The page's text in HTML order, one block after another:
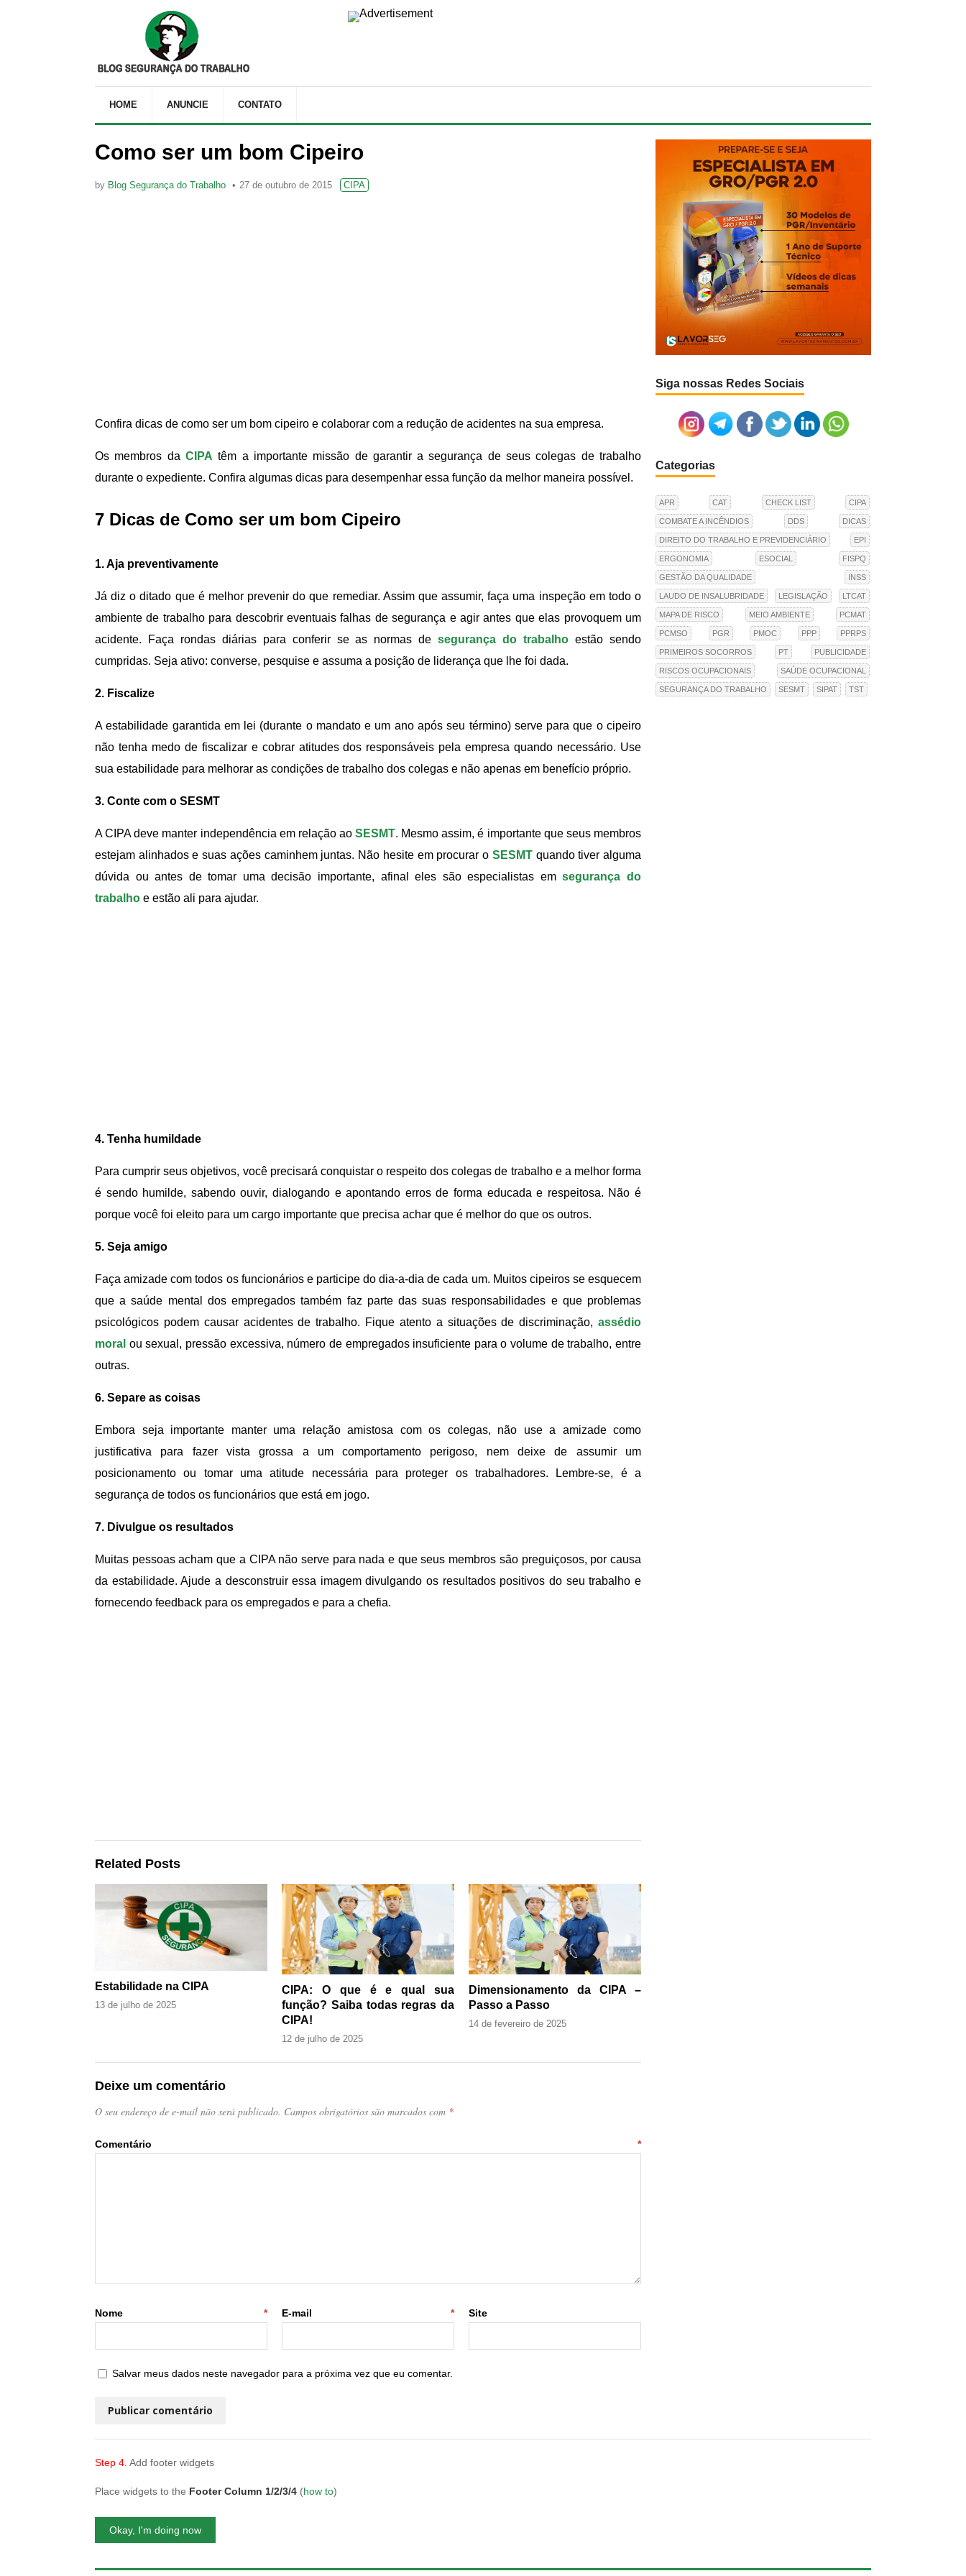
HOME ANUNCIE CONTATO
Como ser um bom Cipeiro
by Blog Segurança do Trabalho 27 de outubro de 2015 CIPA
Confira dicas de como ser um bom cipeiro e colaborar com a redução de acidentes na sua empresa.
Os membros da CIPA têm a importante missão de garantir a segurança de seus colegas de trabalho
durante o expediente. Confira algumas dicas para desempenhar essa função da melhor maneira possível.
7 Dicas de Como ser um bom Cipeiro
1. Aja preventivamente
Já diz o ditado que é melhor prevenir do que remediar. Assim que assumir, faça uma inspeção em todo o
ambiente de trabalho para descobrir eventuais falhas de segurança e agir antes que elas provoquem um
acidente. Faça rondas diárias para conferir se as normas desegurança do trabalho estão sendo
cumpridas. Seja ativo: converse, pesquise e assuma a posição de liderança que lhe foi dada.
2. Fiscalize
A estabilidade garantida em lei (durante o mandato e um ano após seu término) serve para que o cipeiro
não tenha medo de fiscalizar e cobrar atitudes dos responsáveis pela empresa quando necessário. Use
sua estabilidade para melhorar as condições de trabalho dos colegas e não apenas em benefício próprio.
3. Conte com o SESMT
A CIPA deve manter independência em relação aoSESMT. Mesmo assim, é importante que seus membros
estejam alinhados e suas ações caminhem juntas. Não hesite em procurar o SESMTquando tiver alguma
dúvida ou antes de tomar uma decisão importante, afinal eles são especialistas emsegurança do
trabalho e estão ali para ajudar.
4. Tenha humildade
Para cumprir seus objetivos, você precisará conquistar o respeito dos colegas de trabalho e a melhor forma
é sendo humilde, sabendo ouvir, dialogando e apontando erros de forma educada e respeitosa. Não é
porque você foi eleito para um cargo importante que precisa achar que é melhor do que os outros.
5. Seja amigo
Faça amizade com todos os funcionários e participe do dia-a-dia de cada um. Muitos cipeiros se esquecem
que a saúde mental dos empregados também faz parte das suas responsabilidades e que problemas
psicológicos podem causar acidentes de trabalho. Fique atento a situações de discriminação, assédio
moral ou sexual, pressão excessiva, número de empregados insuficiente para o volume de trabalho, entre
outras.
6. Separe as coisas
Embora seja importante manter uma relação amistosa com os colegas, não use a amizade como
justificativa para fazer vista grossa a um comportamento perigoso, nem deixe de assumir um
posicionamento ou tomar uma atitude necessária para proteger os trabalhadores. Lembre-se, é a
segurança de todos os funcionários que está em jogo.
7. Divulgue os resultados
Muitas pessoas acham que a CIPA não serve para nada e que seus membros são preguiçosos, por causa
da estabilidade. Ajude a desconstruir essa imagem divulgando os resultados positivos do seu trabalho e
fornecendo feedback para os empregados e para a chefia.
Related Posts
Estabilidade na CIPA
13 de julho de 2025
CIPA: O que é e qual sua
função? Saiba todas regras da
CIPA!
12 de julho de 2025
Dimensionamento da CIPA –
Passo a Passo
14 de fevereiro de 2025
Deixe um comentário
O seu endereço de e-mail não será publicado. Campos obrigatórios são marcados com *
Comentário *
Nome * E-mail * Site
Salvar meus dados neste navegador para a próxima vez que eu comentar.
Siga nossas Redes Sociais
Categorias
APR CAT CHECK LIST CIPA
COMBATE A INCÊNDIOS DDS DICAS
DIREITO DO TRABALHO E PREVIDENCIÁRIO EPI
ERGONOMIA ESOCIAL FISPQ
GESTÃO DA QUALIDADE INSS
LAUDO DE INSALUBRIDADE LEGISLAÇÃO LTCAT
MAPA DE RISCO MEIO AMBIENTE PCMAT
PCMSO PGR PMOC PPP PPRPS
PRIMEIROS SOCORROS PT PUBLICIDADE
RISCOS OCUPACIONAIS SAÚDE OCUPACIONAL
SEGURANÇA DO TRABALHO SESMT SIPAT TST
Step 4. Add footer widgets
Place widgets to the Footer Column 1/2/3/4 (how to)
Okay, I'm doing now